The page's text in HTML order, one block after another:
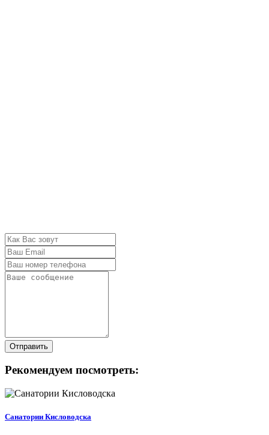
Отправить
Рекомендуем посмотреть:
Санатории Кисловодска